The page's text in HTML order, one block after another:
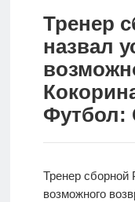
нас
Версия для
слабовидящих
Тренер
назвал
Футбол:
Тренер сборной
возможного